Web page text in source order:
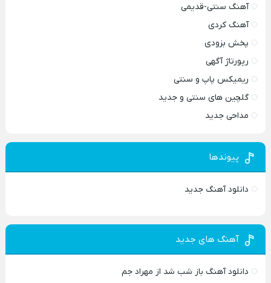
آهنگ سنتی-قدیمی
آهنگ کردی
پخش بزودی
رپورتاژ آگهی
ریمیکس پاپ و سنتی
گلچین های سنتی و جدید
مداحی جدید
پیوندها
دانلود آهنگ جدید
آهنگ های جدید
دانلود آهنگ باز شب شد از مهراد جم